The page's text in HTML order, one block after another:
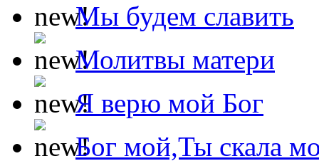
Мы будем славить
Молитвы матери
Я верю мой Бог
Бог мой,Ты скала